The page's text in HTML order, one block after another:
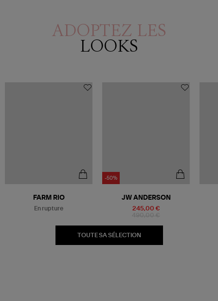
ADOPTEZ LES
LOOKS
En rupture
FARM RIO
-50%
245,00 €
JW ANDERSON
TOUTE SA SÉLECTION